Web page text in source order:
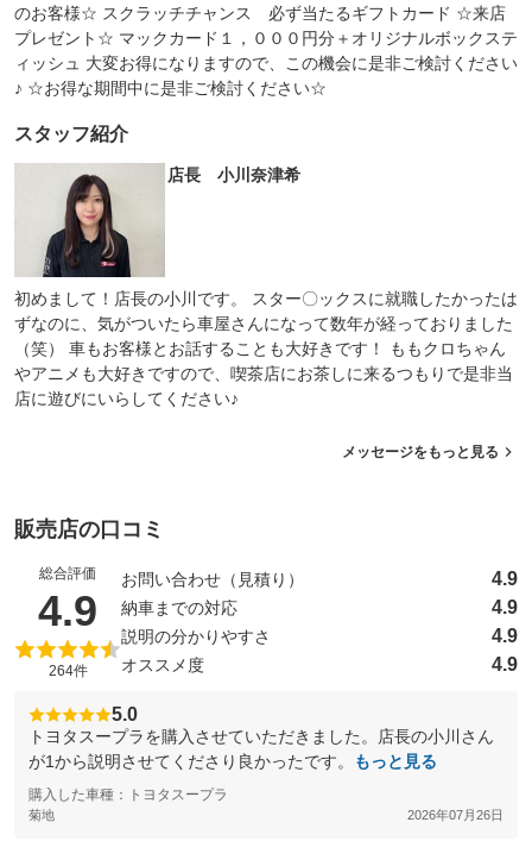
のお客様☆ スクラッチチャンス 必ず当たるギフトカード ☆来店
プレゼント☆ マックカード１，０００円分＋オリジナルボックステ
ィッシュ 大変お得になりますので、この機会に是非ご検討ください
♪ ☆お得な期間中に是非ご検討ください☆
スタッフ紹介
店長 小川奈津希
初めまして！店長の小川です。 スター〇ックスに就職したかったは
ずなのに、気がついたら車屋さんになって数年が経っておりました
（笑） 車もお客様とお話することも大好きです！ ももクロちゃん
やアニメも大好きですので、喫茶店にお茶しに来るつもりで是非当
店に遊びにいらしてください♪
メッセージをもっと見る
販売店の口コミ
総合評価
4.9 （5点満点中）
264件
お問い合わせ（見積り） 4.9
納車までの対応 4.9
説明の分かりやすさ 4.9
オススメ度 4.9
5.0
トヨタスープラを購入させていただきました。店長の小川さん
が1から説明させてくださり良かったです。
もっと見る
購入した車種：トヨタスープラ
菊地 2026年07月26日